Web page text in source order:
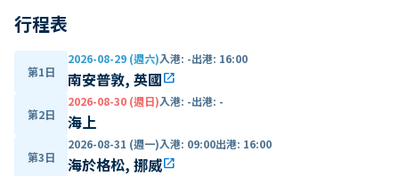
行程表
第1日
2026-08-29 (週六)入港: -出港: 16:00
南安普敦, 英國open_in_new
第2日
2026-08-30 (週日)入港: -出港: -
海上
第3日
2026-08-31 (週一)入港: 09:00出港: 16:00
海於格松, 挪威open_in_new